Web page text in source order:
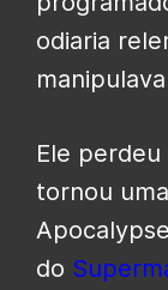
odiaria
Ele
tornou
do